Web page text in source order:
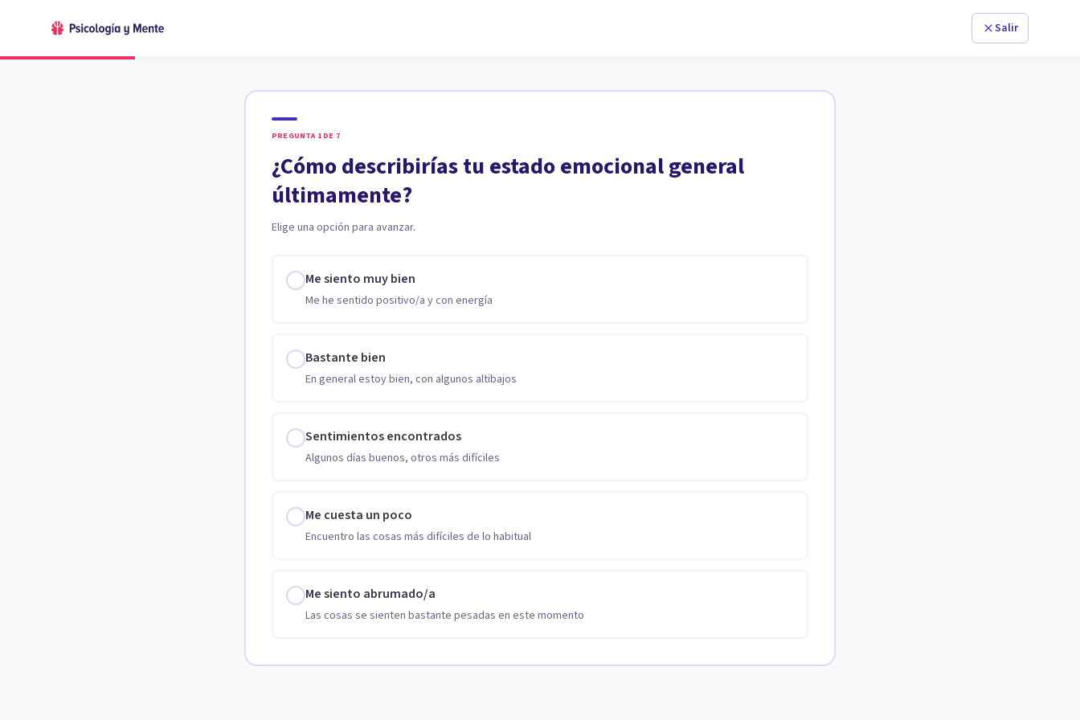
Salir
PREGUNTA 1 DE 7
¿Cómo describirías tu estado emocional general
últimamente?
Elige una opción para avanzar.
Me siento muy bien
Me he sentido positivo/a y con energía
Bastante bien
En general estoy bien, con algunos altibajos
Sentimientos encontrados
Algunos días buenos, otros más difíciles
Me cuesta un poco
Encuentro las cosas más difíciles de lo habitual
Me siento abrumado/a
Las cosas se sienten bastante pesadas en este momento